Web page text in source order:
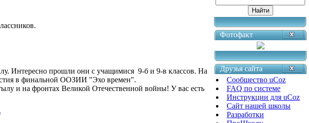
Интересно прошли они с учащимися 9-б и 9-в классов. На
в финальной ООЗИИ "Эхо времен".
и на фронтах Великой Отечественной войны! У вас есть
Фотофакт
Друзья сайта
Сообщество uCoz
FAQ по системе
Инструкции для uCoz
Сайт нашей школы
Разработки